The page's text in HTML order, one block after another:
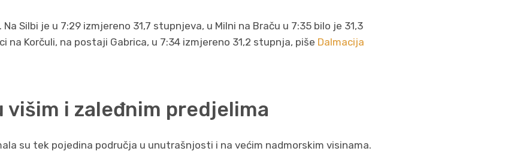
Silbi je u 7:29 izmjereno 31,7 stupnjeva, u Milni na Braču u 7:35 bilo je 31,3
na Korčuli, na postaji Gabrica, u 7:34 izmjereno 31,2 stupnja, piše Dalmacija
višim i zaleđnim predjelima
su tek pojedina područja u unutrašnjosti i na većim nadmorskim visinama.